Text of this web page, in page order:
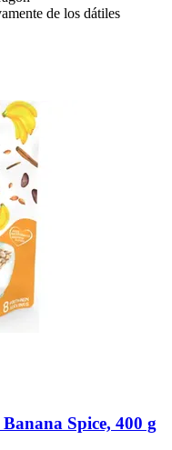
de los dátiles
Spice, 400 g